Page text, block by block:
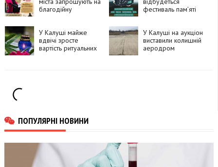
благодійну
фестиваль пам’яті
У Калуші майже
вдвічі зросте
вартість ритуальних
У Калуші на аукціон
виставили колишній
аеродром
ПОПУЛЯРНІ НОВИНИ